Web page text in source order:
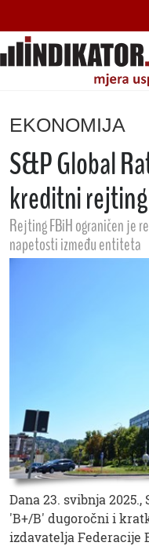
EKONOMIJA
S&P Global
kreditni
Rejting FBiH ograničen je
napetosti između entiteta
Dana 23. svibnja
'B+/B' dugoročni i
izdavatelja Federacije